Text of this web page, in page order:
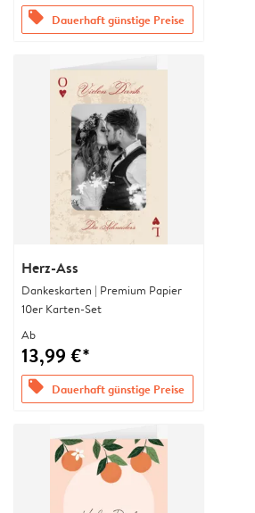
offers Dauerhaft günstige Preise
Herz-Ass
Dankeskarten | Premium Papier
10er Karten-Set
Ab
13,99 €*
offers Dauerhaft günstige Preise